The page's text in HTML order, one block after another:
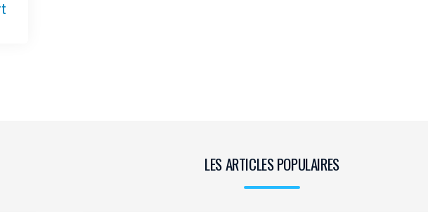
LES ARTICLES POPULAIRES